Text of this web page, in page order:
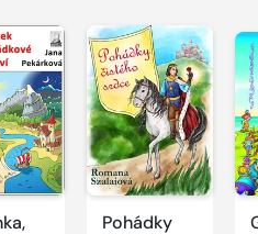
Pohádky